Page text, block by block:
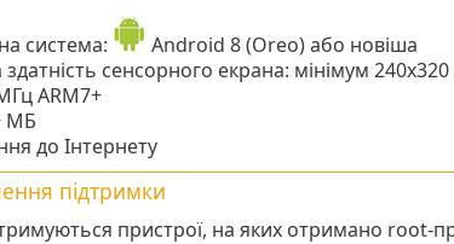
система: Android 8 (Oreo) або новіша
здатність сенсорного екрана: мінімум 240x320
ARM7+
МБ
до Інтернету
підтримки
пристрої, на яких отримано root-